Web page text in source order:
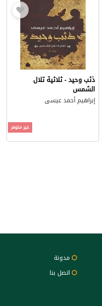
ذئب وحيد - ثلاثية تلال
الشمس
إبراهيم أحمد عيسى
غير متوفر
مدونة
اتصل بنا